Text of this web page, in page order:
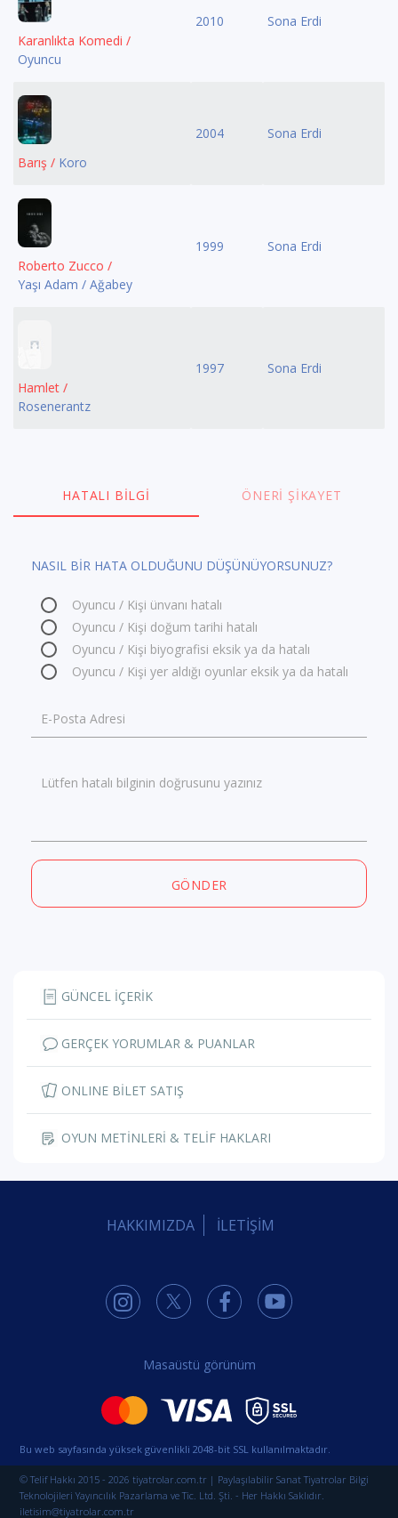
Karanlıkta Komedi /
Oyuncu
2010 Sona Erdi
Barış / Koro
2004 Sona Erdi
Roberto Zucco /
Yaşı Adam / Ağabey
1999 Sona Erdi
Hamlet /
Rosenerantz
1997 Sona Erdi
HATALI BILGI ÖNERI ŞIKAYET
NASIL BİR HATA OLDUĞUNU DÜŞÜNÜYORSUNUZ?
Oyuncu / Kişi ünvanı hatalı
Oyuncu / Kişi doğum tarihi hatalı
Oyuncu / Kişi biyografisi eksik ya da hatalı
Oyuncu / Kişi yer aldığı oyunlar eksik ya da hatalı
E-Posta Adresi
Lütfen hatalı bilginin doğrusunu yazınız
GÖNDER
GÜNCEL İÇERİK
GERÇEK YORUMLAR & PUANLAR
ONLINE BİLET SATIŞ
OYUN METİNLERİ & TELİF HAKLARI
HAKKIMIZDA İLETİŞİM
Masaüstü görünüm
Bu web sayfasında yüksek güvenlikli 2048-bit SSL kullanılmaktadır.
© Telif Hakkı 2015 - 2026 tiyatrolar.com.tr | Paylaşılabilir Sanat Tiyatrolar Bilgi
Teknolojileri Yayıncılık Pazarlama ve Tic. Ltd. Şti. - Her Hakkı Saklıdır.
iletisim@tiyatrolar.com.tr